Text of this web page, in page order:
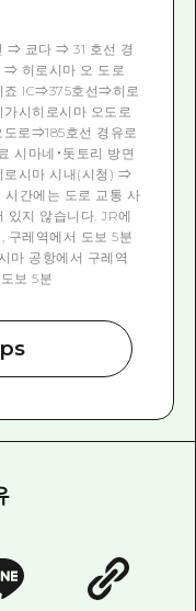
⇒ 쿄다 ⇒ 31 호선 경
히로시마 오 도로
죠 IC⇒375호선⇒히로
시히로시마 오도로
로⇒185호선 경유로
시마네・돗토리 방면
로시마 시내(시청) ⇒
간에는 도로 교통 사
있지 않습니다. JR에
구레역에서 도보 5분
마 공항에서 구레역
보 5분